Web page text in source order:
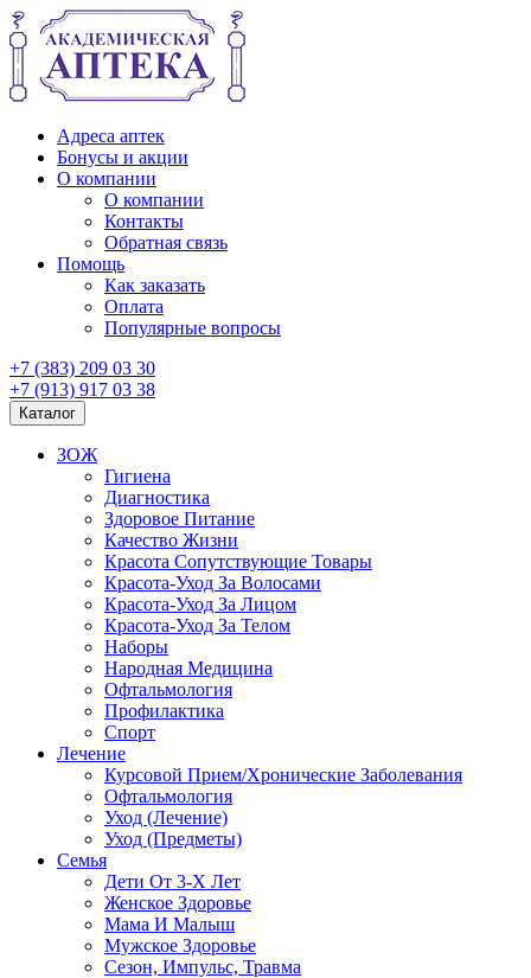
Адреса аптек
Бонусы и акции
О компании
О компании
Контакты
Обратная связь
Помощь
Как заказать
Оплата
Популярные вопросы
+7 (383) 209 03 30
+7 (913) 917 03 38
Каталог
ЗОЖ
Гигиена
Диагностика
Здоровое Питание
Качество Жизни
Красота Сопутствующие Товары
Красота-Уход За Волосами
Красота-Уход За Лицом
Красота-Уход За Телом
Наборы
Народная Медицина
Офтальмология
Профилактика
Спорт
Лечение
Курсовой Прием/Хронические Заболевания
Офтальмология
Уход (Лечение)
Уход (Предметы)
Семья
Дети От 3-Х Лет
Женское Здоровье
Мама И Малыш
Мужское Здоровье
Сезон, Импульс, Травма